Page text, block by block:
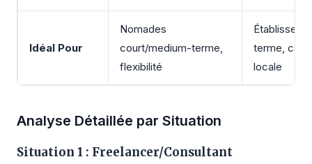
Idéal Pour
Nomades
court/medium-terme,
flexibilité
terme,
locale
Analyse Détaillée par Situation
Situation 1 : Freelancer/Consultant